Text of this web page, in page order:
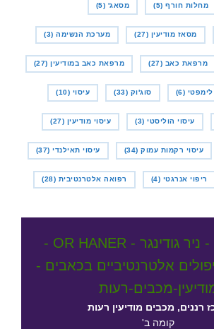
מחלות חורף (5) מסאג' (5)
מסאז מודיעין (27) מערכת הנשימה (3)
מרפאת כאב (27) מרפאת כאב במודיעין (27)
לימפטי (6) סוג'וק (33) עיסוי (10)
עיסוי הוליסטי (3) עיסוי מודיעין (27)
עיסוי רקמות עמוק (34) עיסוי תאילנדי (37)
ריפוי אנרגטי (4) רפואה אלטרנטיבית (28)
רננים, מכבים מודיעין רעות
קומה ב'